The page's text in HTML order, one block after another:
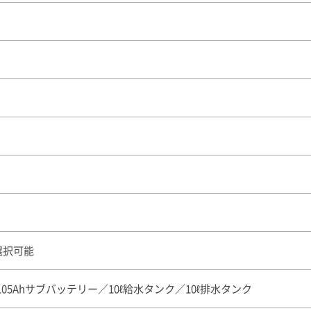
択可能
サブバッテリー／10ℓ給水タンク／10ℓ排水タンク